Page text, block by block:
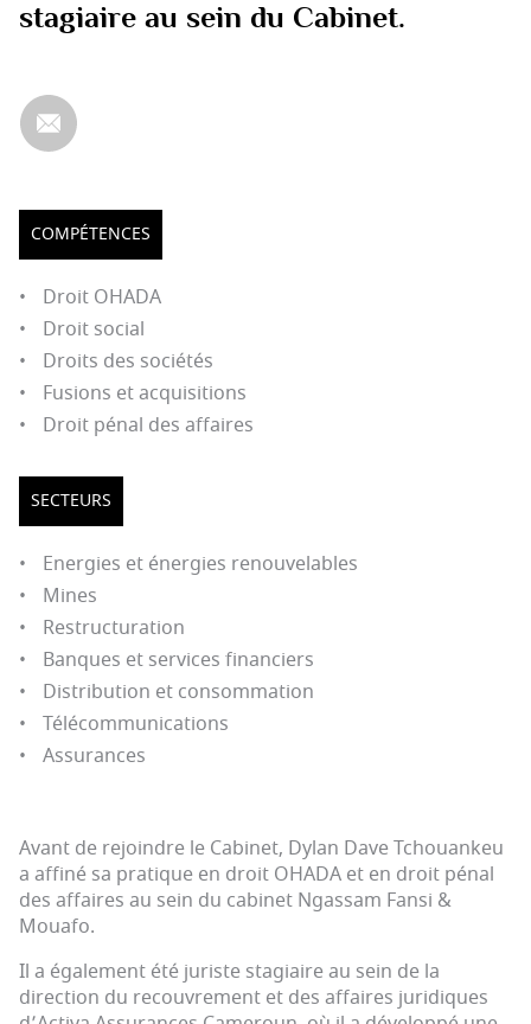
stagiaire au sein du Cabinet.
COMPÉTENCES
Droit OHADA
Droit social
Droits des sociétés
Fusions et acquisitions
Droit pénal des affaires
SECTEURS
Energies et énergies renouvelables
Mines
Restructuration
Banques et services financiers
Distribution et consommation
Télécommunications
Assurances
Avant de rejoindre le Cabinet, Dylan Dave Tchouankeu
a affiné sa pratique en droit OHADA et en droit pénal
des affaires au sein du cabinet Ngassam Fansi &
Mouafo.
Il a également été juriste stagiaire au sein de la
direction du recouvrement et des affaires juridiques